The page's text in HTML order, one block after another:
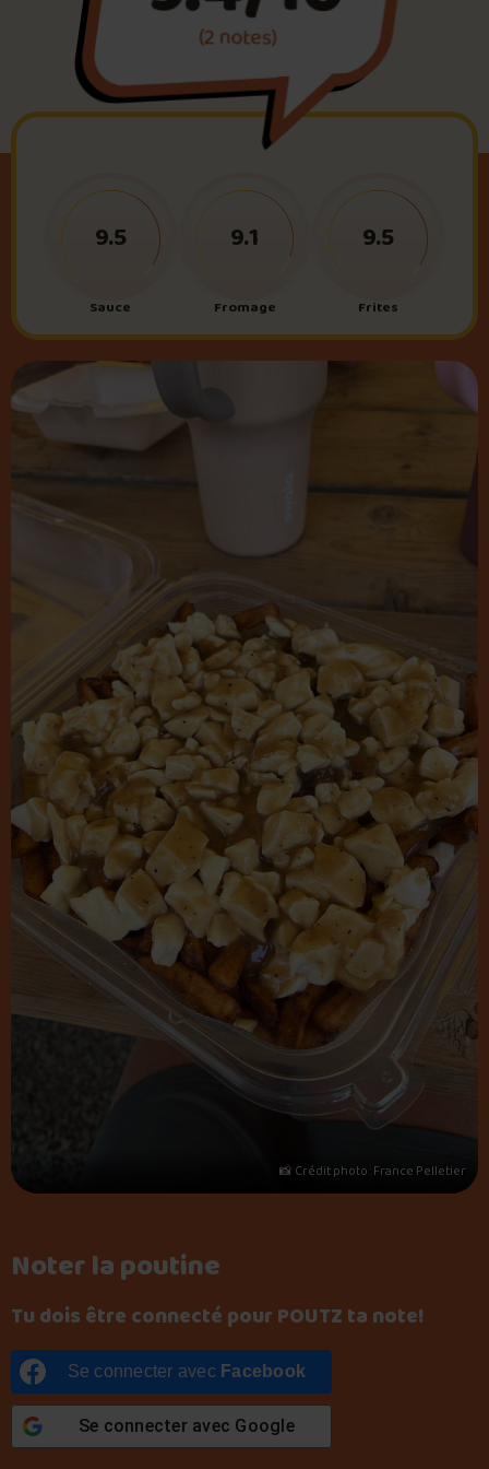
Foire aux questions
Me connecter
(2 notes)
Noter la poutine
Tu dois être connecté pour POUTZ ta note!
Se connecter avec Facebook
Se connecter avec Google
Sauce
9.5
Fromage
9.1
Frites
9.5
📸 Crédit photo : France Pelletier